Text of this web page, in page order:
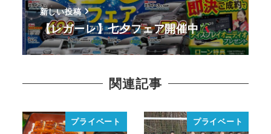
新しい投稿
【レガーレ】七夕フェア開催中
関連記事
プライベート プライベート